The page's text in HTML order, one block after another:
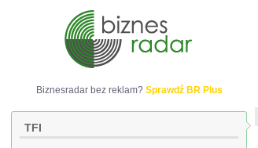
Biznesradar bez reklam? Sprawdź BR Plus
TFI